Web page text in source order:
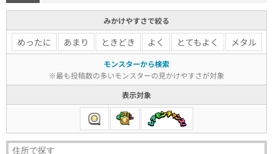
みかけやすさで絞る
めったに あまり ときどき よく とてもよく メタル
モンスターから検索
※最も投稿数の多いモンスターの見かけやすさが対象
表示対象